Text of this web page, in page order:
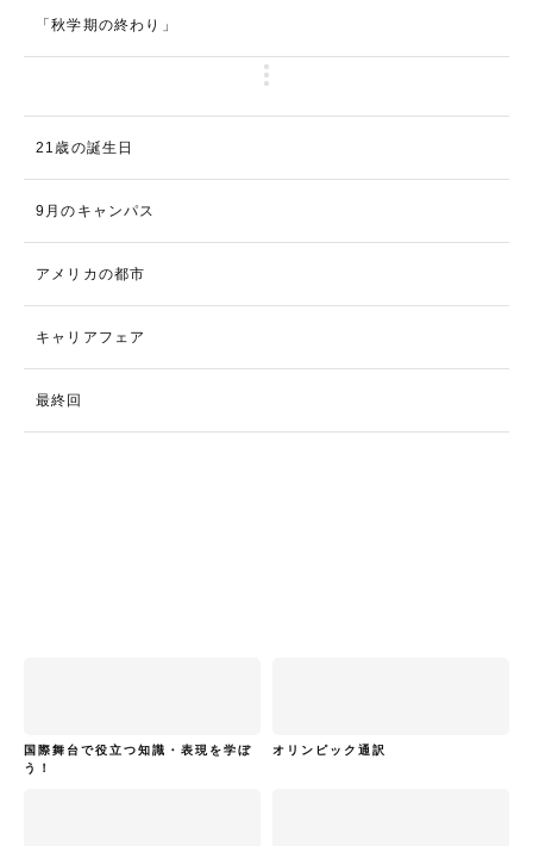
「秋学期の終わり」
21歳の誕生日
9月のキャンパス
アメリカの都市
キャリアフェア
最終回
国際舞台で役立つ知識・表現を学ぼ
う！
オリンピック通訳